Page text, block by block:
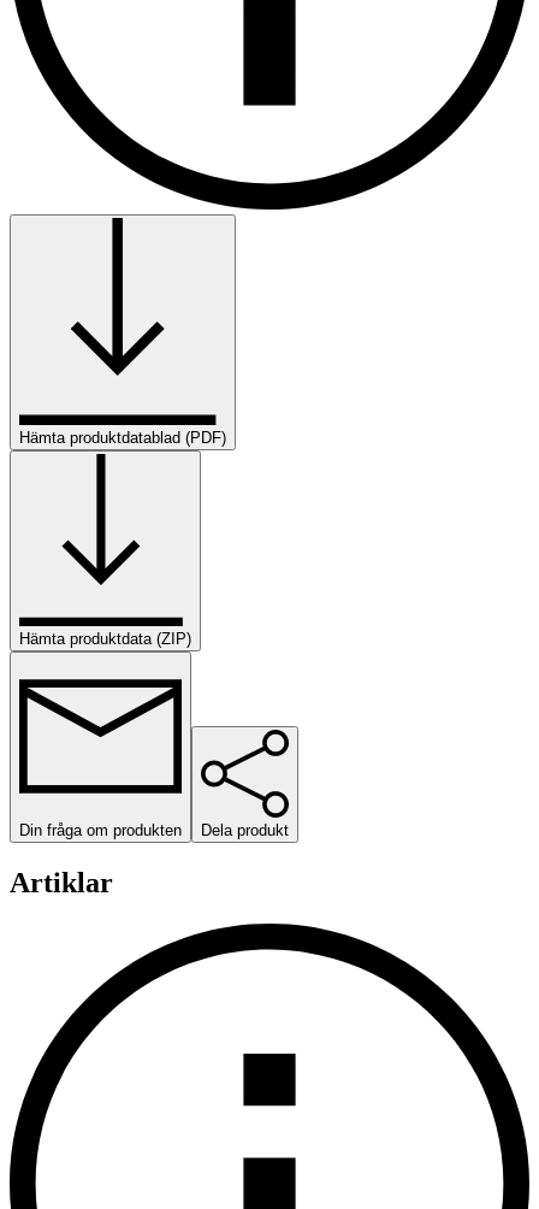
Hämta produktdatablad (PDF)
Hämta produktdata (ZIP)
Din fråga om produkten Dela produkt
Artiklar